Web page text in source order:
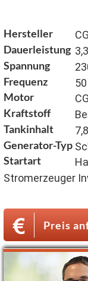
Hersteller
Dauerleistung
Spannung
Frequenz
Motor
Kraftstoff
Tankinhalt
Generator-Typ
Startart
Stromerzeuger
Preis